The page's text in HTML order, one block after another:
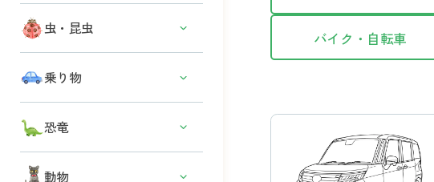
虫・昆虫
カブトムシ・クワガタ
カマキリ
バッタ・コオロギ
テントウムシ
乗り物
スポーツカー
働く車
ファミリーカー
恐竜
白亜紀
動物
バイク・自転車